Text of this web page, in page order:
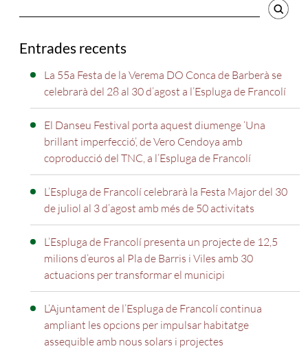
Cercador
Entrades recents
La 55a Festa de la Verema DO Conca de Barberà se
celebrarà del 28 al 30 d’agost a l’Espluga de Francolí
El Danseu Festival porta aquest diumenge ‘Una
brillant imperfecció’, de Vero Cendoya amb
coproducció del TNC, a l’Espluga de Francolí
L’Espluga de Francolí celebrarà la Festa Major del 30
de juliol al 3 d’agost amb més de 50 activitats
L’Espluga de Francolí presenta un projecte de 12,5
milions d’euros al Pla de Barris i Viles amb 30
actuacions per transformar el municipi
L’Ajuntament de l’Espluga de Francolí continua
ampliant les opcions per impulsar habitatge
assequible amb nous solars i projectes